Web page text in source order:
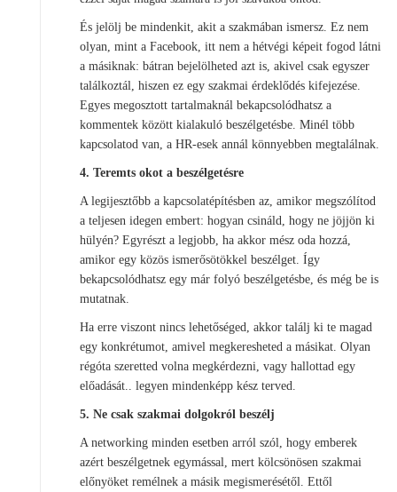
És jelölj be mindenkit, akit a szakmában ismersz. Ez nem
olyan, mint a Facebook, itt nem a hétvégi képeit fogod látni
a másiknak: bátran bejelölheted azt is, akivel csak egyszer
találkoztál, hiszen ez egy szakmai érdeklődés kifejezése.
Egyes megosztott tartalmaknál bekapcsolódhatsz a
kommentek között kialakuló beszélgetésbe. Minél több
kapcsolatod van, a HR-esek annál könnyebben megtalálnak.
4. Teremts okot a beszélgetésre
A legijesztőbb a kapcsolatépítésben az, amikor megszólítod
a teljesen idegen embert: hogyan csináld, hogy ne jöjjön ki
hülyén? Egyrészt a legjobb, ha akkor mész oda hozzá,
amikor egy közös ismerősötökkel beszélget. Így
bekapcsolódhatsz egy már folyó beszélgetésbe, és még be is
mutatnak.
Ha erre viszont nincs lehetőséged, akkor találj ki te magad
egy konkrétumot, amivel megkeresheted a másikat. Olyan
régóta szeretted volna megkérdezni, vagy hallottad egy
előadását.. legyen mindenképp kész terved.
5. Ne csak szakmai dolgokról beszélj
A networking minden esetben arról szól, hogy emberek
azért beszélgetnek egymással, mert kölcsönösen szakmai
előnyöket remélnek a másik megismerésétől. Ettől